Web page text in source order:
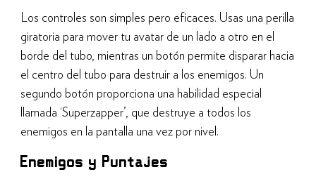
Los controles son simples pero eficaces. Usas una perilla
giratoria para mover tu avatar de un lado a otro en el
borde del tubo, mientras un botón permite disparar hacia
el centro del tubo para destruir a los enemigos. Un
segundo botón proporciona una habilidad especial
llamada ‘Superzapper’, que destruye a todos los
enemigos en la pantalla una vez por nivel.
Enemigos y Puntajes